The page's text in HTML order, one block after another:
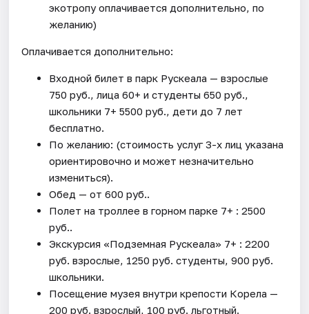
экотропу оплачивается дополнительно, по
желанию)
Оплачивается дополнительно:
Входной билет в парк Рускеала — взрослые
750 руб., лица 60+ и студенты 650 руб.,
школьники 7+ 5500 руб., дети до 7 лет
бесплатно.
По желанию: (стоимость услуг 3-х лиц указана
ориентировочно и может незначительно
измениться).
Обед — от 600 руб..
Полет на троллее в горном парке 7+ : 2500
руб..
Экскурсия «Подземная Рускеала» 7+ : 2200
руб. взрослые, 1250 руб. студенты, 900 руб.
школьники.
Посещение музея внутри крепости Корела —
200 руб. взрослый, 100 руб. льготный.